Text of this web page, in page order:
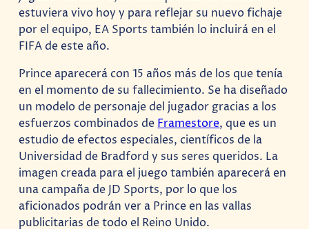
estuviera vivo hoy y para reflejar su nuevo fichaje
por el equipo, EA Sports también lo incluirá en el
FIFA de este año.
Prince aparecerá con 15 años más de los que tenía
en el momento de su fallecimiento. Se ha diseñado
un modelo de personaje del jugador gracias a los
esfuerzos combinados de Framestore, que es un
estudio de efectos especiales, científicos de la
Universidad de Bradford y sus seres queridos. La
imagen creada para el juego también aparecerá en
una campaña de JD Sports, por lo que los
aficionados podrán ver a Prince en las vallas
publicitarias de todo el Reino Unido.